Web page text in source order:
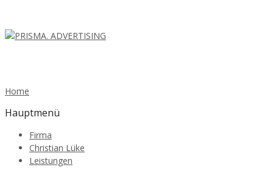
Home
Hauptmenü
Firma
Christian Lüke
Leistungen